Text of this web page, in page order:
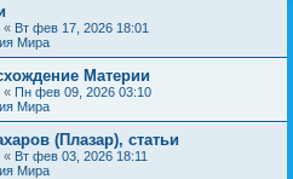
« Вт фев 17, 2026 18:01
Мира
Материи
« Пн фев 09, 2026 03:10
Мира
(Плазар), статьи
« Вт фев 03, 2026 18:11
Мира